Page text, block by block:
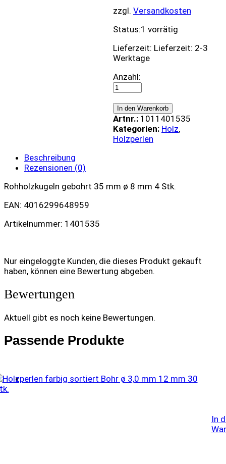
zzgl. Versandkosten
Status:1 vorrätig
Lieferzeit: Lieferzeit: 2-3
Werktage
Rohholzkugeln
gebohrt
35
mm
ø
8
mm
Anzahl:
In den Warenkorb
Artnr.: 1011401535
Kategorien: Holz,
Holzperlen
Beschreibung
Rezensionen (0)
Rohholzkugeln gebohrt 35 mm ø 8 mm 4 Stk.
EAN: 4016299648959
Artikelnummer: 1401535
Nur eingeloggte Kunden, die dieses Produkt gekauft
haben, können eine Bewertung abgeben.
Bewertungen
Aktuell gibt es noch keine Bewertungen.
Passende Produkte
In